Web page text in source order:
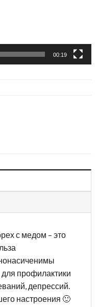
00:19
с медом – это
профилактики
депрессий.
настроения 🙂